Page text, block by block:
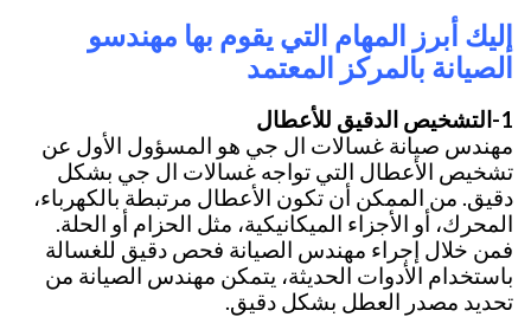
إليك أبرز المهام التي يقوم بها مهندسو
الصيانة بالمركز المعتمد
1-التشخيص الدقيق للأعطال
مهندس صيانة غسالات ال جي هو المسؤول الأول عن
تشخيص الأعطال التي تواجه غسالات ال جي بشكل
دقيق. من الممكن أن تكون الأعطال مرتبطة بالكهرباء،
المحرك، أو الأجزاء الميكانيكية، مثل الحزام أو الحلة.
فمن خلال إجراء مهندس الصيانة فحص دقيق للغسالة
باستخدام الأدوات الحديثة، يتمكن مهندس الصيانة من
تحديد مصدر العطل بشكل دقيق.